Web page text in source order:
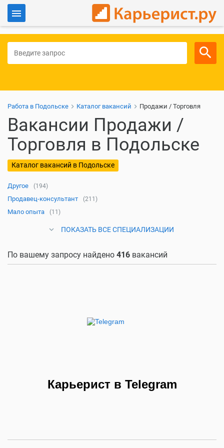
Для работодателей
Работа в Подольске Каталог вакансий Продажи / Торговля
Вакансии Продажи /
Торговля в Подольске
Каталог вакансий в Подольске
Другое (194)
Продавец-консультант (211)
Мало опыта (11)
ПОКАЗАТЬ ВСЕ СПЕЦИАЛИЗАЦИИ
По вашему запросу найдено 416 вакансий
Карьерист в Telegram